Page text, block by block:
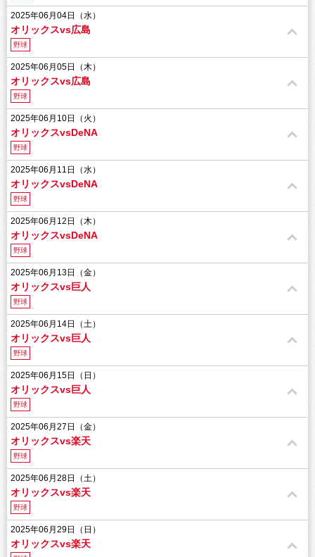
2025年06月04日（水）
オリックスvs広島
野球
2025年06月05日（木）
オリックスvs広島
野球
2025年06月10日（火）
オリックスvsDeNA
野球
2025年06月11日（水）
オリックスvsDeNA
野球
2025年06月12日（木）
オリックスvsDeNA
野球
2025年06月13日（金）
オリックスvs巨人
野球
2025年06月14日（土）
オリックスvs巨人
野球
2025年06月15日（日）
オリックスvs巨人
野球
2025年06月27日（金）
オリックスvs楽天
野球
2025年06月28日（土）
オリックスvs楽天
野球
2025年06月29日（日）
オリックスvs楽天